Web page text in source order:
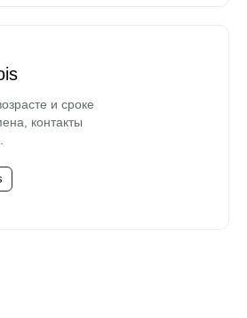
и сроке
контакты